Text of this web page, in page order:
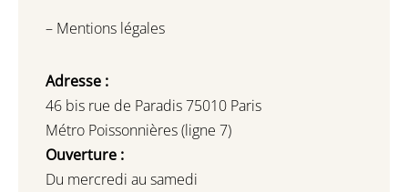
– Mentions légales
Adresse :
46 bis rue de Paradis 75010 Paris
Métro Poissonnières (ligne 7)
Ouverture :
Du mercredi au samedi